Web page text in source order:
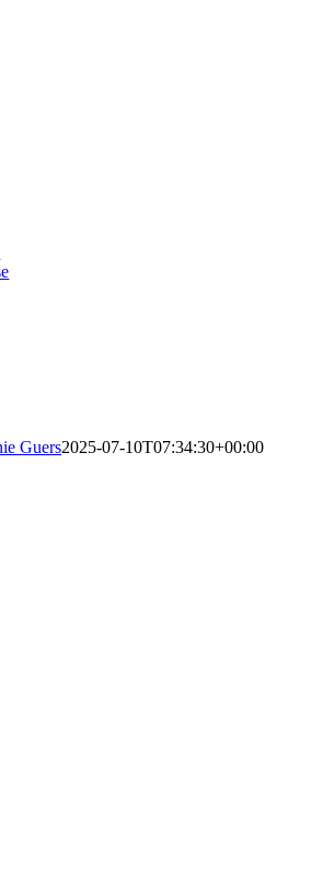
Guers2025-07-10T07:34:30+00:00